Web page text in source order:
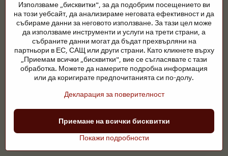
през цялата година. Също толкова важна е грижата за
животните, които са част от нашия живот.
Конете се нуждаят от висококачествени конски принадлежности,
правилно хранене и отговорни грижи, за да бъдат здрави, силни
и доволни. Независимо дали става въпрос за екипировка за
ездачи, развъдчици или любители на природата, целта е да се
създаде среда, която подкрепя естествения баланс,
©2026Авторско право
Предпочитания за поверителностДекларация за поверителност
Уебсайтът създаден с:BiznisWeb.sk
Използваме „бисквитки", за да подобрим посещението ви
на този уебсайт, да анализираме неговата ефективност и да
събираме данни за неговото използване. За тази цел може
да използваме инструменти и услуги на трети страни, а
събраните данни могат да бъдат прехвърляни на
партньори в ЕС, САЩ или други страни. Като кликнете върху
„Приемам всички „бисквитки", вие се съгласявате с тази
обработка. Можете да намерите подробна информация
или да коригирате предпочитанията си по-долу.
Декларация за поверителност
Покажи подробности
Приемане на всички бисквитки